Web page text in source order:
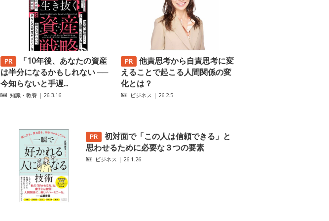
「10年後、あなたの資産
は半分になるかもしれない ──
今知らないと手遅...
知識・教養 | 26.3.16
他責思考から自責思考に変
えることで起こる人間関係の変
化とは？
ビジネス | 26.2.5
初対面で「この人は信頼できる」と
思わせるために必要な３つの要素
ビジネス | 26.1.26